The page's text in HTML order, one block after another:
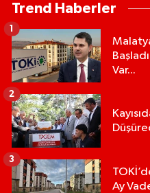
Trend Haberler
Var...
1
2
Ay
3